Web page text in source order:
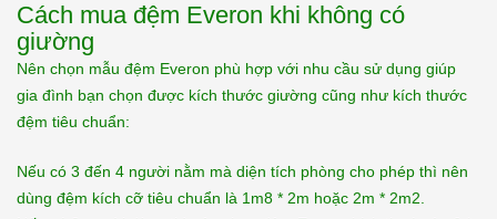
Cách mua đệm Everon khi không có
giường
Nên chọn mẫu đệm Everon phù hợp với nhu cầu sử dụng giúp
gia đình bạn chọn được kích thước giường cũng như kích thước
đệm tiêu chuẩn:
Nếu có 3 đến 4 người nằm mà diện tích phòng cho phép thì nên
dùng đệm kích cỡ tiêu chuẩn là 1m8 * 2m hoặc 2m * 2m2.